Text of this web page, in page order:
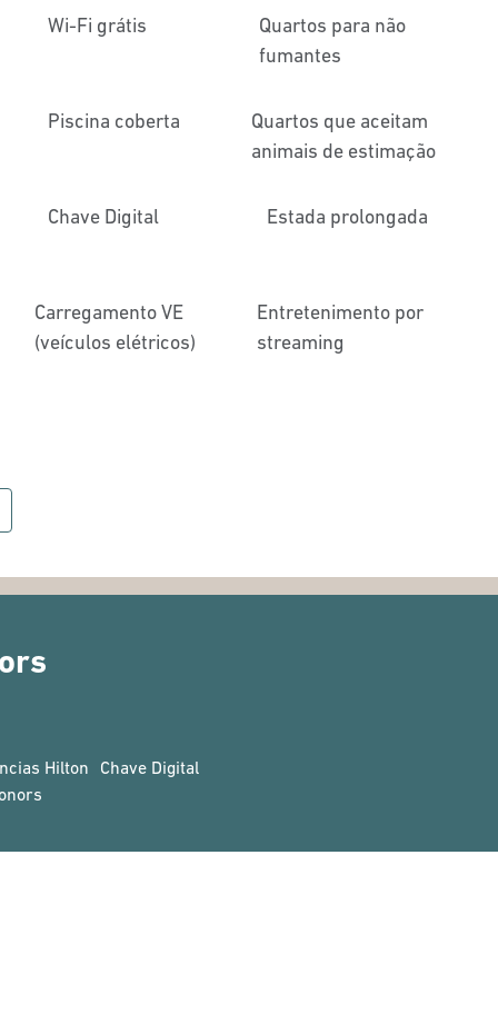
Wi-Fi grátis
Quartos para não
fumantes
Piscina coberta
Quartos que aceitam
animais de estimação
Chave Digital Estada prolongada
Carregamento VE
(veículos elétricos)
Entretenimento por
streaming
Hilton
Chave Digital